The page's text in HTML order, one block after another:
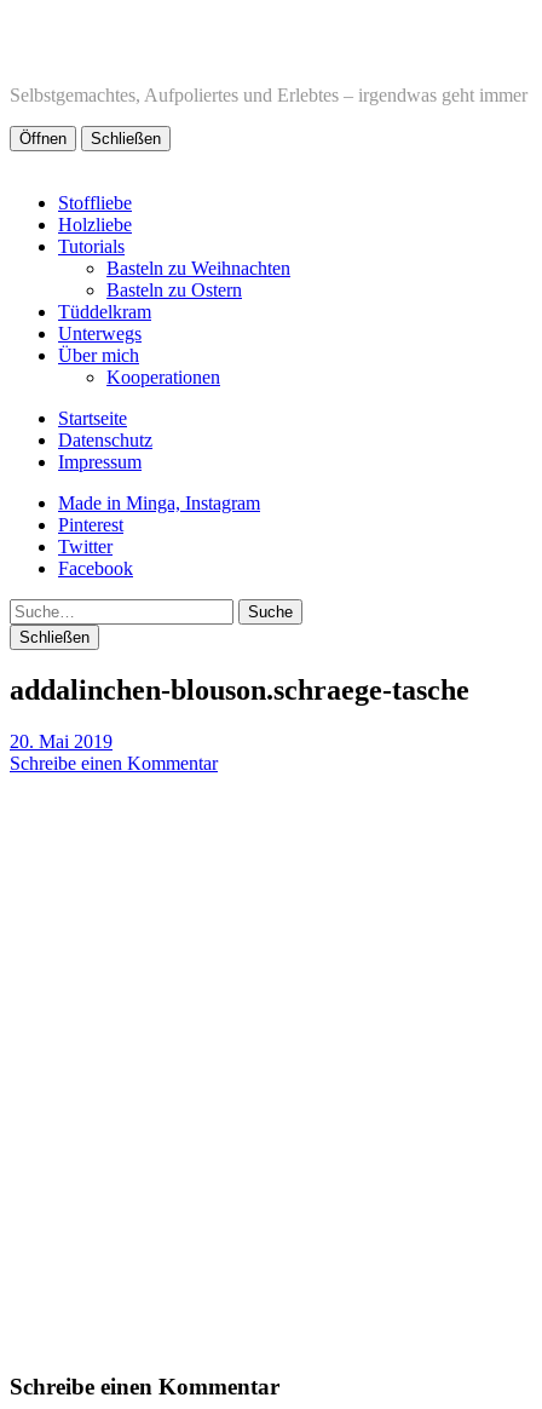
Selbstgemachtes, Aufpoliertes und Erlebtes – irgendwas geht immer
Öffnen Schließen
Stoffliebe
Holzliebe
Tutorials
Basteln zu Weihnachten
Basteln zu Ostern
Tüddelkram
Unterwegs
Über mich
Kooperationen
Startseite
Datenschutz
Impressum
Made in Minga, Instagram
Pinterest
Twitter
Facebook
Suche
Schließen
addalinchen-blouson.schraege-tasche
20. Mai 2019
Schreibe einen Kommentar
Schreibe einen Kommentar